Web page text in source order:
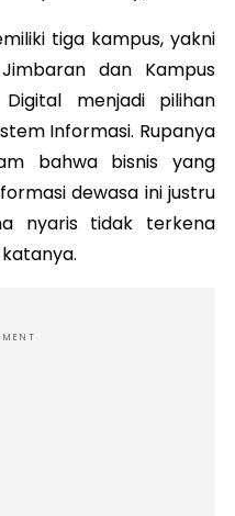
tiga kampus, yakni
dan Kampus
Digital menjadi pilihan
Informasi. Rupanya
bahwa bisnis yang
dewasa ini justru
nyaris tidak terkena